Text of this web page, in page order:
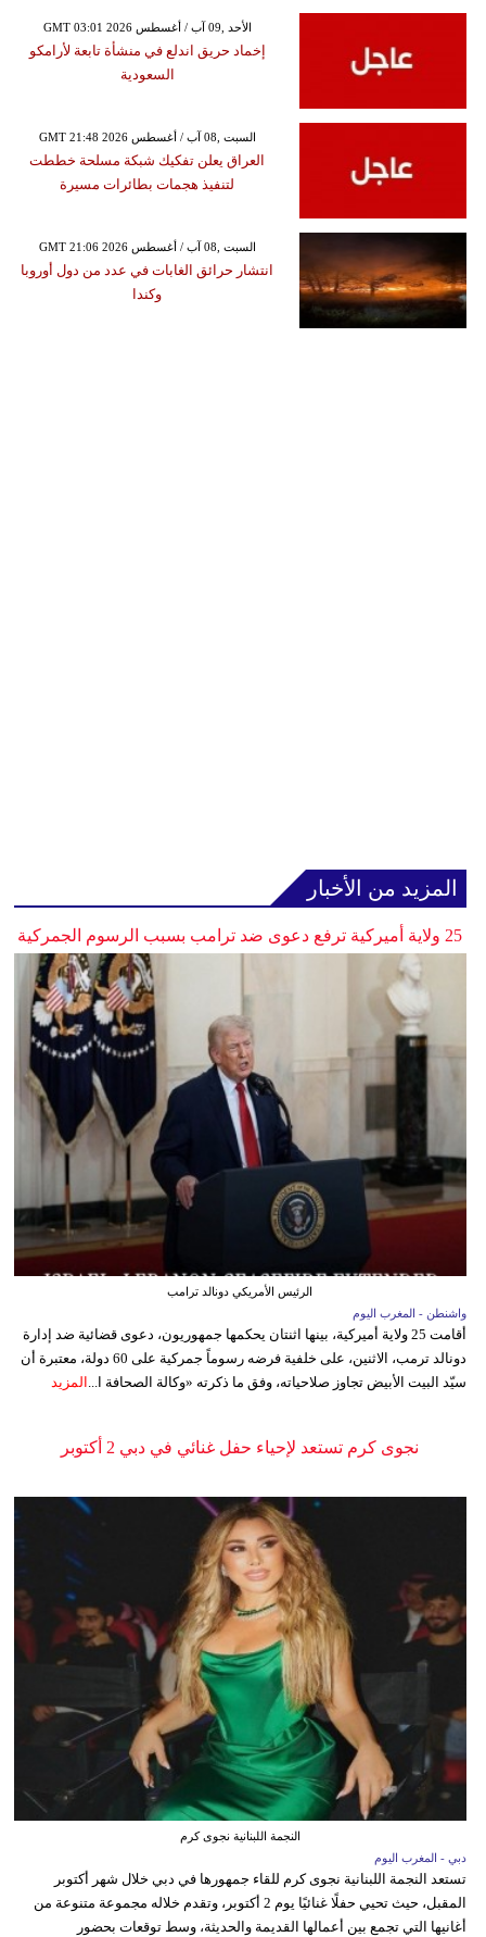
GMT 03:01 2026 الأحد ,09 آب / أغسطس
إخماد حريق اندلع في منشأة تابعة لأرامكو
السعودية
GMT 21:48 2026 السبت ,08 آب / أغسطس
العراق يعلن تفكيك شبكة مسلحة خططت
لتنفيذ هجمات بطائرات مسيرة
GMT 21:06 2026 السبت ,08 آب / أغسطس
انتشار حرائق الغابات في عدد من دول أوروبا
وكندا
المزيد من الأخبار
25 ولاية أميركية ترفع دعوى ضد ترامب بسبب الرسوم الجمركية
الرئيس الأمريكي دونالد ترامب
واشنطن - المغرب اليوم
أقامت 25 ولاية أميركية، بينها اثنتان يحكمها جمهوريون، دعوى قضائية ضد إدارة
دونالد ترمب، الاثنين، على خلفية فرضه رسوماً جمركية على 60 دولة، معتبرة أن
سيّد البيت الأبيض تجاوز صلاحياته، وفق ما ذكرته «وكالة الصحافة ا... المزيد
نجوى كرم تستعد لإحياء حفل غنائي في دبي 2 أكتوبر
النجمة اللبنانية نجوى كرم
دبي - المغرب اليوم
تستعد النجمة اللبنانية نجوى كرم للقاء جمهورها في دبي خلال شهر أكتوبر
المقبل، حيث تحيي حفلًا غنائيًا يوم 2 أكتوبر، وتقدم خلاله مجموعة متنوعة من
أغانيها التي تجمع بين أعمالها القديمة والحديثة، وسط توقعات بحضور